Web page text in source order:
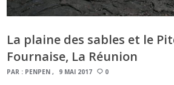
La plaine des sables et le
Fournaise, La Réunion
PAR : PENPEN 9 MAI 2017 0